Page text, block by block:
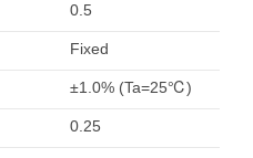
0.5
Fixed
±1.0% (Ta=25℃)
0.25